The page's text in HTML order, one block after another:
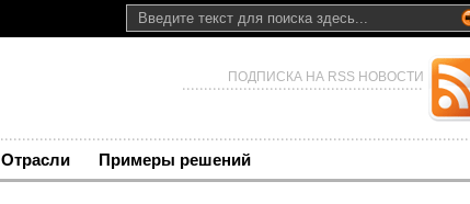
ПОДПИСКА НА RSS НОВОСТИ
Отрасли Примеры решений